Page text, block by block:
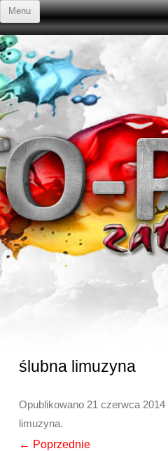
Menu
Przejdź do treści
ślubna limuzyna
Opublikowano 21 czerwca 2014
limuzyna.
← Poprzednie